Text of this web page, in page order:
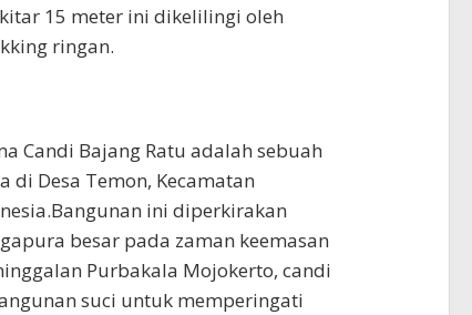
15 meter ini dikelilingi oleh
ringan.
Candi Bajang Ratu adalah sebuah
Desa Temon, Kecamatan
ini diperkirakan
besar pada zaman keemasan
Purbakala Mojokerto, candi
suci untuk memperingati